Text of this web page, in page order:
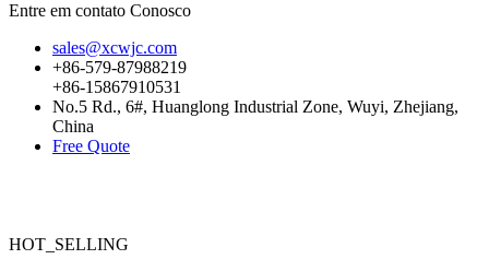
Entre em contato Conosco
sales@xcwjc.com
+86-579-87988219
+86-15867910531
No.5 Rd., 6#, Huanglong Industrial Zone, Wuyi, Zhejiang,
China
Free Quote
HOT_SELLING